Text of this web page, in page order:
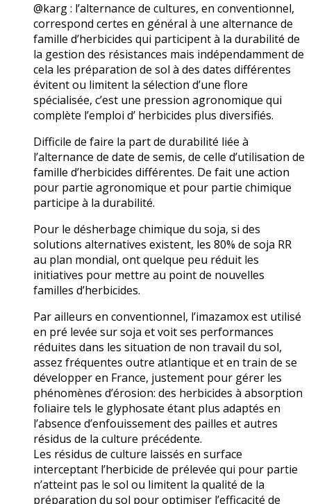
@karg : l’alternance de cultures, en conventionnel,
correspond certes en général à une alternance de
famille d’herbicides qui participent à la durabilité de
la gestion des résistances mais indépendamment de
cela les préparation de sol à des dates différentes
évitent ou limitent la sélection d’une flore
spécialisée, c’est une pression agronomique qui
complète l’emploi d’ herbicides plus diversifiés.
Difficile de faire la part de durabilité liée à
l’alternance de date de semis, de celle d’utilisation de
famille d’herbicides différentes. De fait une action
pour partie agronomique et pour partie chimique
participe à la durabilité.
Pour le désherbage chimique du soja, si des
solutions alternatives existent, les 80% de soja RR
au plan mondial, ont quelque peu réduit les
initiatives pour mettre au point de nouvelles
familles d’herbicides.
Par ailleurs en conventionnel, l’imazamox est utilisé
en pré levée sur soja et voit ses performances
réduites dans les situation de non travail du sol,
assez fréquentes outre atlantique et en train de se
développer en France, justement pour gérer les
phénomènes d’érosion: des herbicides à absorption
foliaire tels le glyphosate étant plus adaptés en
l’absence d’enfouissement des pailles et autres
résidus de la culture précédente.
Les résidus de culture laissés en surface
interceptant l’herbicide de prélevée qui pour partie
n’atteint pas le sol ou limitent la qualité de la
préparation du sol pour optimiser l’efficacité de